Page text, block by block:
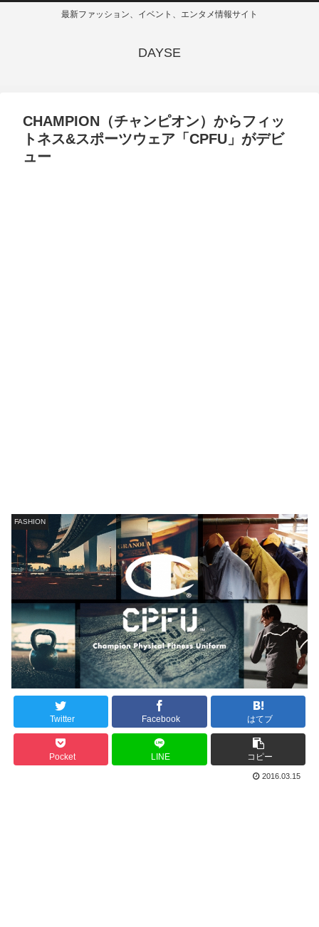
最新ファッション、イベント、エンタメ情報サイト
DAYSE
CHAMPION（チャンピオン）からフィッ
トネス&スポーツウェア「CPFU」がデビ
ュー
FASHION
Twitter Facebook はてブ
Pocket LINE コピー
2016.03.15